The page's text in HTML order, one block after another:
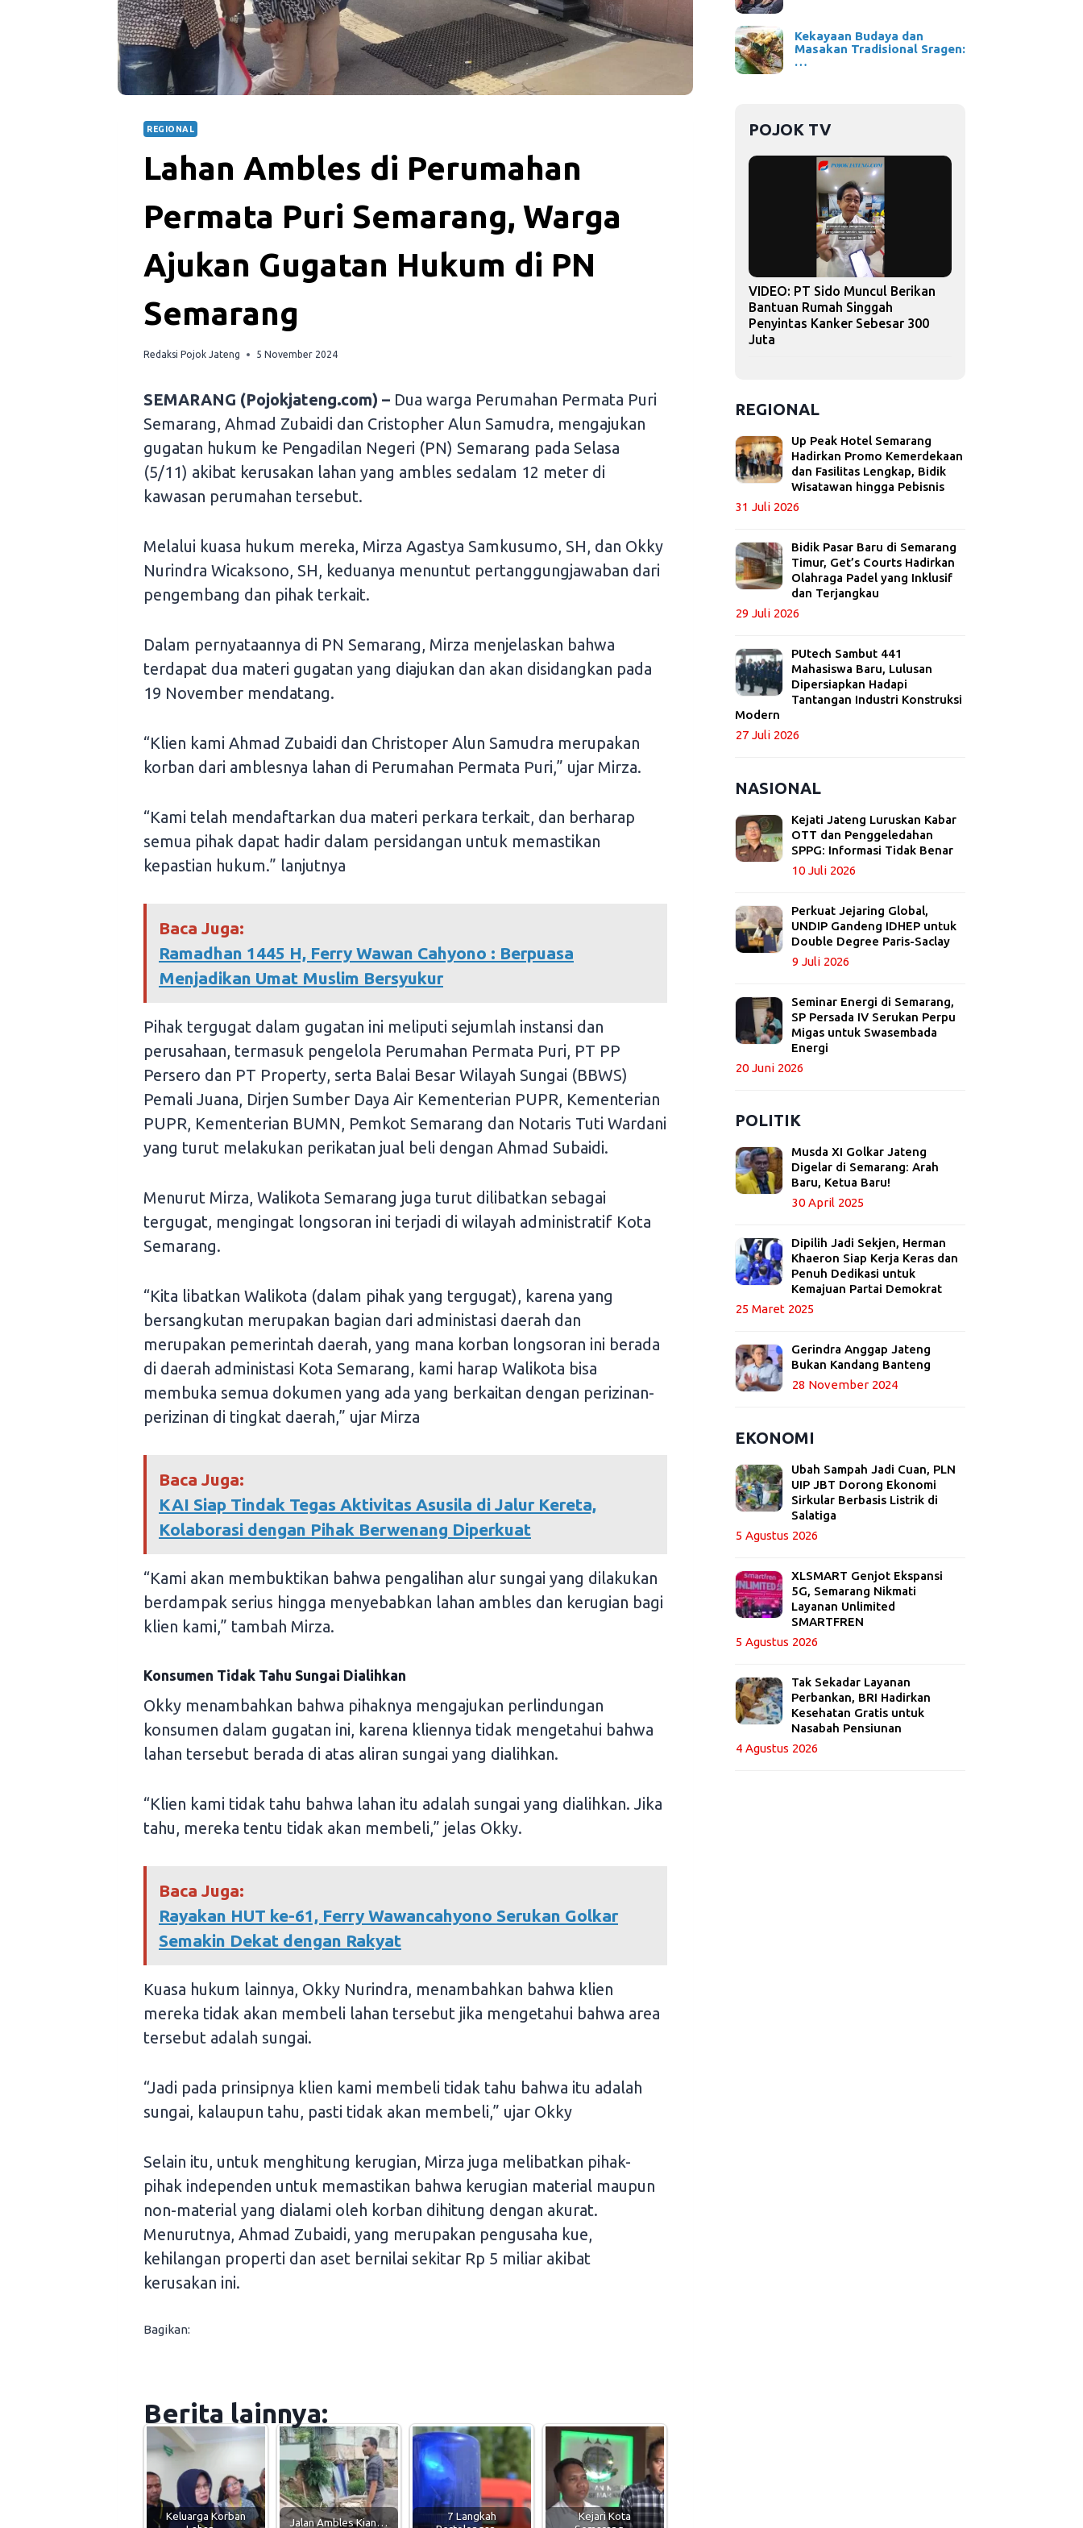
REGIONAL
Lahan Ambles di Perumahan
Permata Puri Semarang, Warga
Ajukan Gugatan Hukum di PN
Semarang
Redaksi Pojok Jateng 5 November 2024
SEMARANG (Pojokjateng.com) – Dua warga Perumahan Permata Puri
Semarang, Ahmad Zubaidi dan Cristopher Alun Samudra, mengajukan
gugatan hukum ke Pengadilan Negeri (PN) Semarang pada Selasa
(5/11) akibat kerusakan lahan yang ambles sedalam 12 meter di
kawasan perumahan tersebut.
Melalui kuasa hukum mereka, Mirza Agastya Samkusumo, SH, dan Okky
Nurindra Wicaksono, SH, keduanya menuntut pertanggungjawaban dari
pengembang dan pihak terkait.
Dalam pernyataannya di PN Semarang, Mirza menjelaskan bahwa
terdapat dua materi gugatan yang diajukan dan akan disidangkan pada
19 November mendatang.
“Klien kami Ahmad Zubaidi dan Christoper Alun Samudra merupakan
korban dari amblesnya lahan di Perumahan Permata Puri,” ujar Mirza.
“Kami telah mendaftarkan dua materi perkara terkait, dan berharap
semua pihak dapat hadir dalam persidangan untuk memastikan
kepastian hukum.” lanjutnya
Baca Juga:
Ramadhan 1445 H, Ferry Wawan Cahyono : Berpuasa
Menjadikan Umat Muslim Bersyukur
Pihak tergugat dalam gugatan ini meliputi sejumlah instansi dan
perusahaan, termasuk pengelola Perumahan Permata Puri, PT PP
Persero dan PT Property, serta Balai Besar Wilayah Sungai (BBWS)
Pemali Juana, Dirjen Sumber Daya Air Kementerian PUPR, Kementerian
PUPR, Kementerian BUMN, Pemkot Semarang dan Notaris Tuti Wardani
yang turut melakukan perikatan jual beli dengan Ahmad Subaidi.
Menurut Mirza, Walikota Semarang juga turut dilibatkan sebagai
tergugat, mengingat longsoran ini terjadi di wilayah administratif Kota
Semarang.
“Kita libatkan Walikota (dalam pihak yang tergugat), karena yang
bersangkutan merupakan bagian dari administasi daerah dan
merupakan pemerintah daerah, yang mana korban longsoran ini berada
di daerah administasi Kota Semarang, kami harap Walikota bisa
membuka semua dokumen yang ada yang berkaitan dengan perizinan-
perizinan di tingkat daerah,” ujar Mirza
Baca Juga:
KAI Siap Tindak Tegas Aktivitas Asusila di Jalur Kereta,
Kolaborasi dengan Pihak Berwenang Diperkuat
“Kami akan membuktikan bahwa pengalihan alur sungai yang dilakukan
berdampak serius hingga menyebabkan lahan ambles dan kerugian bagi
klien kami,” tambah Mirza.
Konsumen Tidak Tahu Sungai Dialihkan
Okky menambahkan bahwa pihaknya mengajukan perlindungan
konsumen dalam gugatan ini, karena kliennya tidak mengetahui bahwa
lahan tersebut berada di atas aliran sungai yang dialihkan.
“Klien kami tidak tahu bahwa lahan itu adalah sungai yang dialihkan. Jika
tahu, mereka tentu tidak akan membeli,” jelas Okky.
Baca Juga:
Rayakan HUT ke-61, Ferry Wawancahyono Serukan Golkar
Semakin Dekat dengan Rakyat
Kuasa hukum lainnya, Okky Nurindra, menambahkan bahwa klien
mereka tidak akan membeli lahan tersebut jika mengetahui bahwa area
tersebut adalah sungai.
“Jadi pada prinsipnya klien kami membeli tidak tahu bahwa itu adalah
sungai, kalaupun tahu, pasti tidak akan membeli,” ujar Okky
Selain itu, untuk menghitung kerugian, Mirza juga melibatkan pihak-
pihak independen untuk memastikan bahwa kerugian material maupun
non-material yang dialami oleh korban dihitung dengan akurat.
Menurutnya, Ahmad Zubaidi, yang merupakan pengusaha kue,
kehilangan properti dan aset bernilai sekitar Rp 5 miliar akibat
kerusakan ini.
Bagikan:
Berita lainnya:
Keluarga Korban
Jalan Ambles Kian…
7 Langkah
Kejari Kota
Kekayaan Budaya dan
Masakan Tradisional Sragen:
…
POJOK TV
VIDEO: PT Sido Muncul Berikan
Bantuan Rumah Singgah
Penyintas Kanker Sebesar 300
Juta
REGIONAL
Up Peak Hotel Semarang
Hadirkan Promo Kemerdekaan
dan Fasilitas Lengkap, Bidik
Wisatawan hingga Pebisnis
31 Juli 2026
Bidik Pasar Baru di Semarang
Timur, Get’s Courts Hadirkan
Olahraga Padel yang Inklusif
dan Terjangkau
29 Juli 2026
PUtech Sambut 441
Mahasiswa Baru, Lulusan
Dipersiapkan Hadapi
Tantangan Industri Konstruksi
Modern
27 Juli 2026
NASIONAL
Kejati Jateng Luruskan Kabar
OTT dan Penggeledahan
SPPG: Informasi Tidak Benar
10 Juli 2026
Perkuat Jejaring Global,
UNDIP Gandeng IDHEP untuk
Double Degree Paris-Saclay
9 Juli 2026
Seminar Energi di Semarang,
SP Persada IV Serukan Perpu
Migas untuk Swasembada
Energi
20 Juni 2026
POLITIK
Musda XI Golkar Jateng
Digelar di Semarang: Arah
Baru, Ketua Baru!
30 April 2025
Dipilih Jadi Sekjen, Herman
Khaeron Siap Kerja Keras dan
Penuh Dedikasi untuk
Kemajuan Partai Demokrat
25 Maret 2025
Gerindra Anggap Jateng
Bukan Kandang Banteng
28 November 2024
EKONOMI
Ubah Sampah Jadi Cuan, PLN
UIP JBT Dorong Ekonomi
Sirkular Berbasis Listrik di
Salatiga
5 Agustus 2026
XLSMART Genjot Ekspansi
5G, Semarang Nikmati
Layanan Unlimited
SMARTFREN
5 Agustus 2026
Tak Sekadar Layanan
Perbankan, BRI Hadirkan
Kesehatan Gratis untuk
Nasabah Pensiunan
4 Agustus 2026